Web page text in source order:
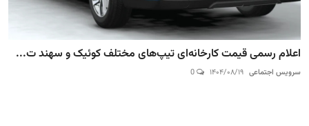
اعلام رسمی قیمت کارخانه‌ای تیپ‌های مختلف کوئیک و سهند ت...
سرویس اجتماعی ۱۴۰۴/۰۸/۱۹